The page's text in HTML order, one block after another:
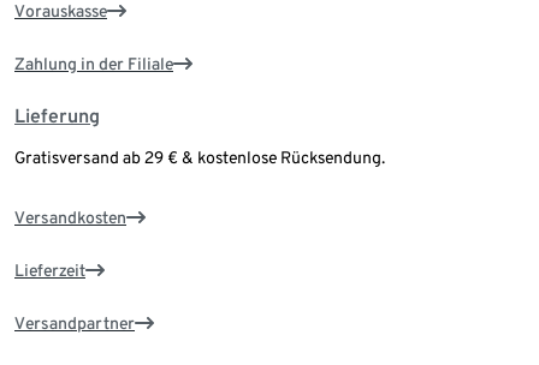
Vorauskasse
Zahlung in der Filiale
Lieferung
Gratisversand ab 29 € & kostenlose Rücksendung.
Versandkosten
Lieferzeit
Versandpartner